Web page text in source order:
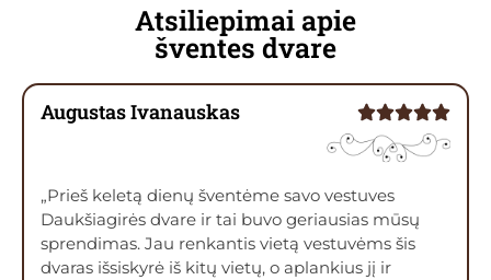
Atsiliepimai apie
šventes dvare
Augustas Ivanauskas
„Prieš keletą dienų šventėme savo vestuves
Daukšiagirės dvare ir tai buvo geriausias mūsų
sprendimas. Jau renkantis vietą vestuvėms šis
dvaras išsiskyrė iš kitų vietų, o aplankius jį ir